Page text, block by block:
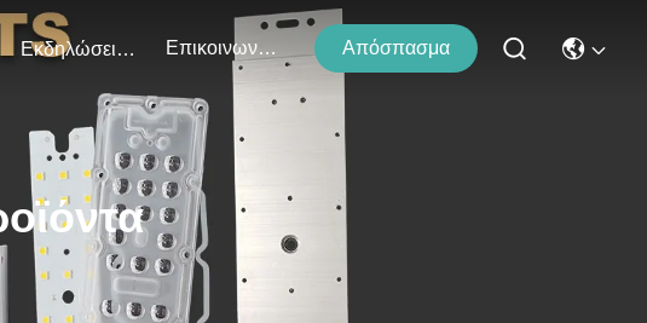
Εκδηλώσεις Επικοινωνήστε Μαζί Μας Απόσπασμα